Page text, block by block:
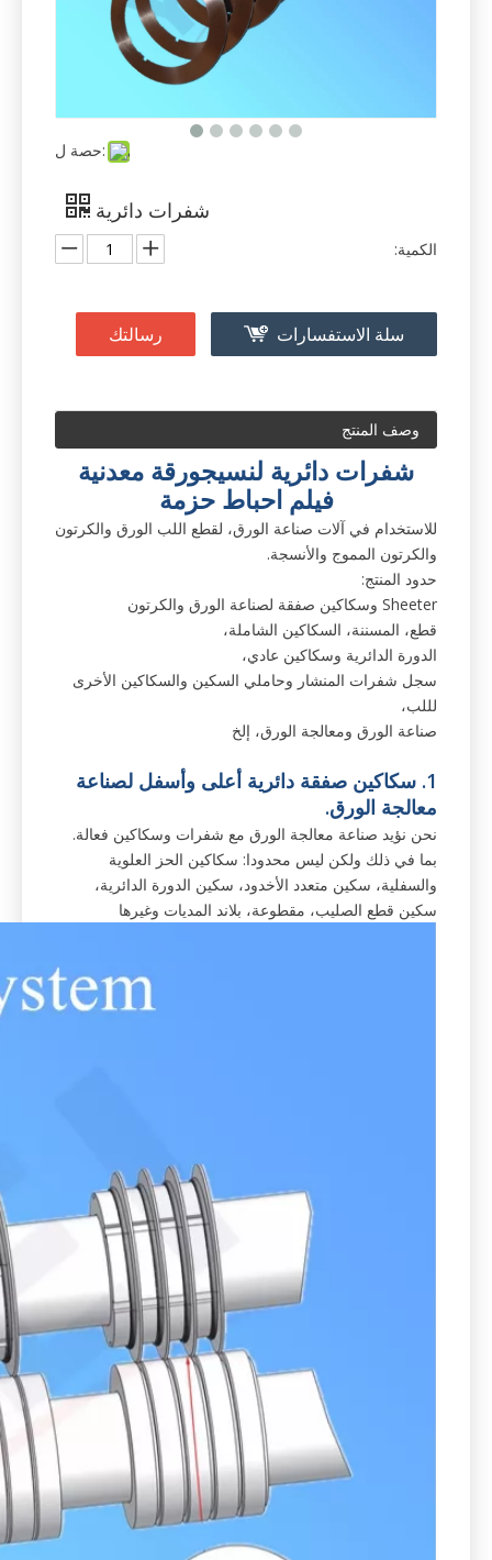
حصة ل:
شفرات دائرية
الكمية:
رسالتك سلة الاستفسارات
وصف المنتج
شفرات دائرية لنسيجورقة معدنية
فيلم احباط حزمة
للاستخدام في آلات صناعة الورق، لقطع اللب الورق والكرتون
والكرتون المموج والأنسجة.
حدود المنتج:
Sheeter وسكاكين صفقة لصناعة الورق والكرتون
قطع، المسننة، السكاكين الشاملة،
الدورة الدائرية وسكاكين عادي،
سجل شفرات المنشار وحاملي السكين والسكاكين الأخرى
لللب،
صناعة الورق ومعالجة الورق، إلخ
1. سكاكين صفقة دائرية أعلى وأسفل لصناعة
معالجة الورق.
نحن نؤيد صناعة معالجة الورق مع شفرات وسكاكين فعالة.
بما في ذلك ولكن ليس محدودا: سكاكين الحز العلوية
والسفلية، سكين متعدد الأخدود، سكين الدورة الدائرية،
سكين قطع الصليب، مقطوعة، بلاند المديات وغيرها